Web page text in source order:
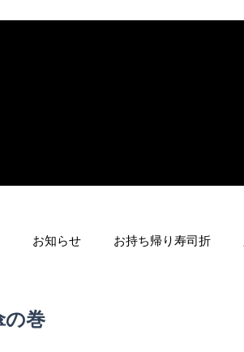
お知らせ お持ち帰り寿司折
の巻